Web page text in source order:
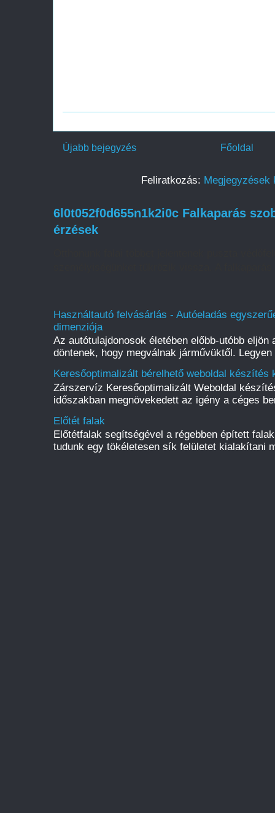
Újabb bejegyzés Főoldal
Feliratkozás: Megjegyzések
6l0t052f0d655n1k2i0c Falkaparás
érzések
Használtautó felvásárlás - Autóeladás
dimenziója
Az autótulajdonosok életében előbb-utóbb eljön
döntenek, hogy megválnak járművüktől.
Keresőoptimalizált bérelhető weboldal
Zárszervíz Keresőoptimalizált Weboldal
időszakban megnövekedett az igény a céges
Előtét falak
Előtétfalak segítségével a régebben épített
tudunk egy tökéletesen sík felületet kialakítani